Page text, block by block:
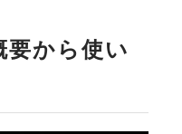
から使い